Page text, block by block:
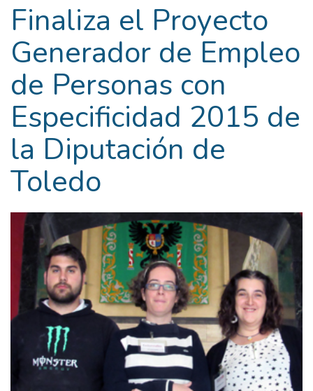
Finaliza el Proyecto
Generador de Empleo
de Personas con
Especificidad 2015 de
la Diputación de
Toledo